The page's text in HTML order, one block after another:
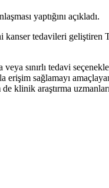
yaptığını açıkladı.
tedavileri geliştiren
sınırlı tedavi
sağlamayı
klinik araştırma